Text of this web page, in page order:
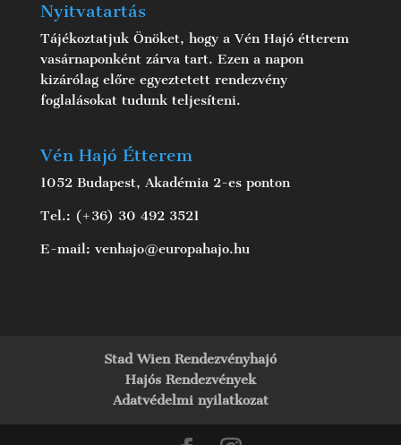
Nyitvatartás
Tájékoztatjuk Önöket, hogy a Vén Hajó étterem
vasárnaponként zárva tart. Ezen a napon
kizárólag előre egyeztetett rendezvény
foglalásokat tudunk teljesíteni.
Vén Hajó Étterem
1052 Budapest, Akadémia 2-es ponton
Tel.: (+36) 30 492 3521
E-mail: venhajo@europahajo.hu
Stad Wien Rendezvényhajó
Hajós Rendezvények
Adatvédelmi nyilatkozat